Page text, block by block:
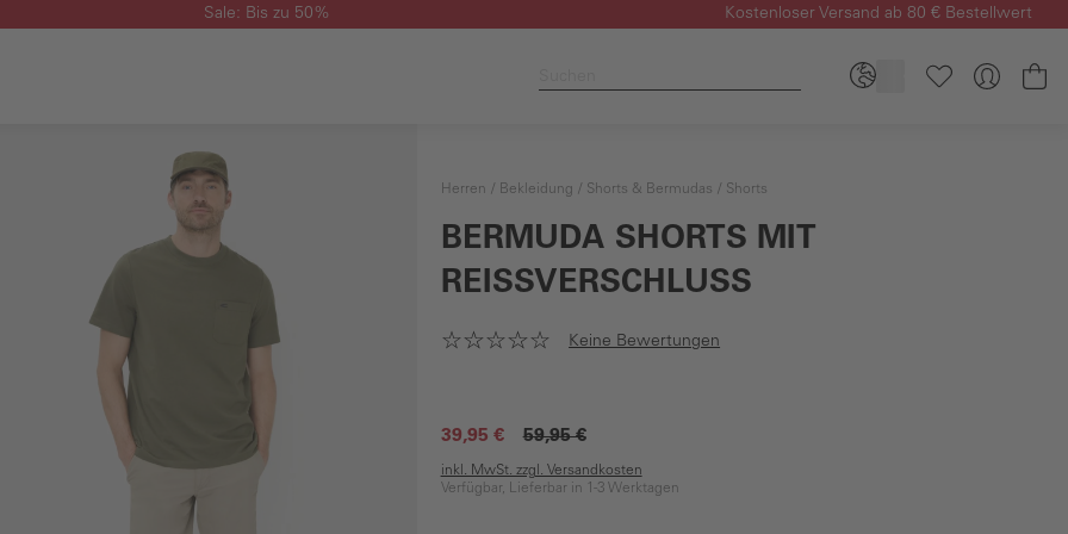
Sale: Bis zu 50% Kostenloser Versand ab 80 € Bestellwert
Herren Bekleidung Shorts & Bermudas Shorts
BERMUDA SHORTS MIT
REISSVERSCHLUSS
Keine Bewertungen
39,95 € 59,95 €
inkl. MwSt. zzgl. Versandkosten
Verfügbar, Lieferbar in 1-3 Werktagen